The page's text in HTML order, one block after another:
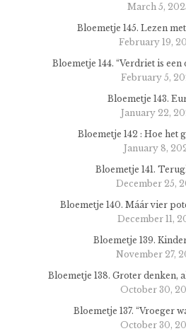
March 5,
Bloemetje 145. Lezen
February 19,
Bloemetje 144. “Verdriet is een
February 5,
Bloemetje 143.
January 22,
Bloemetje 142 : Hoe het
January 8,
Bloemetje 141.
December 25,
Bloemetje 140. Máár vier
December 11,
Bloemetje 139.
November 27,
Bloemetje 138. Groter denken,
October 30,
Bloemetje 137. “Vroeger
October 30,